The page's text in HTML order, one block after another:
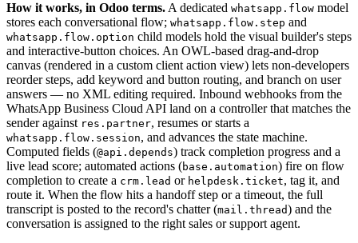
How it works, in Odoo terms. A dedicated whatsapp.flow model
stores each conversational flow; whatsapp.flow.step and
whatsapp.flow.option child models hold the visual builder's steps
and interactive-button choices. An OWL-based drag-and-drop
canvas (rendered in a custom client action view) lets non-developers
reorder steps, add keyword and button routing, and branch on user
answers — no XML editing required. Inbound webhooks from the
WhatsApp Business Cloud API land on a controller that matches the
sender against res.partner, resumes or starts a
whatsapp.flow.session, and advances the state machine.
Computed fields (@api.depends) track completion progress and a
live lead score; automated actions (base.automation) fire on flow
completion to create a crm.lead or helpdesk.ticket, tag it, and
route it. When the flow hits a handoff step or a timeout, the full
transcript is posted to the record's chatter (mail.thread) and the
conversation is assigned to the right sales or support agent.